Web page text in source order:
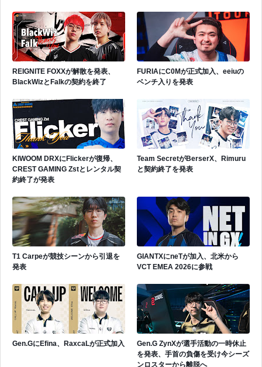
REIGNITE FOXXが解散を発表、
BlackWizとFalkの契約を終了
FURIAにC0Mが正式加入、eeiuの
ベンチ入りを発表
KIWOOM DRXにFlickerが復帰、
CREST GAMING Zstとレンタル契
約終了が発表
Team SecretがBerserX、Rimuru
と契約終了を発表
T1 Carpeが競技シーンから引退を
発表
GIANTXにneTが加入、北米から
VCT EMEA 2026に参戦
Gen.GにEfina、RaxcaLが正式加入
Gen.G ZynXが選手活動の一時休止
を発表、手首の負傷を受け今シーズ
ンロスターから離脱へ